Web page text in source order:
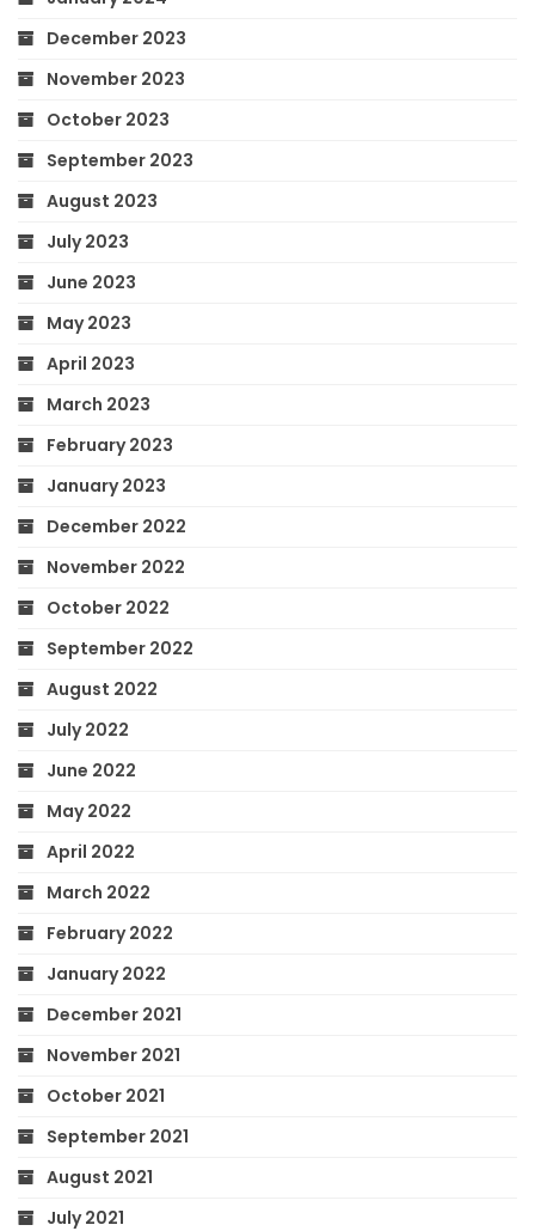
December 2023
November 2023
October 2023
September 2023
August 2023
July 2023
June 2023
May 2023
April 2023
March 2023
February 2023
January 2023
December 2022
November 2022
October 2022
September 2022
August 2022
July 2022
June 2022
May 2022
April 2022
March 2022
February 2022
January 2022
December 2021
November 2021
October 2021
September 2021
August 2021
July 2021